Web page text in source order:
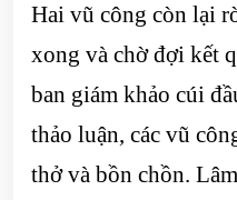
Hai vũ công còn lại
xong và chờ đợi kết
ban giám khảo cúi
thảo luận, các vũ
thở và bồn chồn.